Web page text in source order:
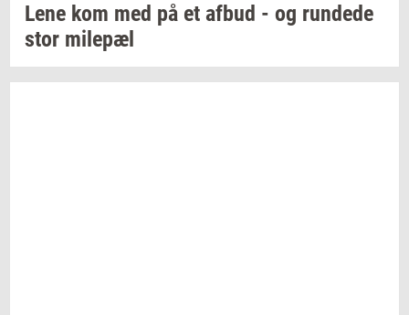
Lene kom med på et afbud - og run­de­de
stor milepæl